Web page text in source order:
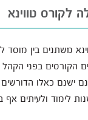
לקורס טווינא
משתנים בין מוסד
הקורסים בפני הקהל
כאלו הדורשים
ומעלה, בוגרי 12 שנות לימוד